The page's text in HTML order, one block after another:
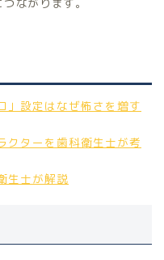
」設定はなぜ怖さを増す
クターを歯科衛生士が考
生士が解説